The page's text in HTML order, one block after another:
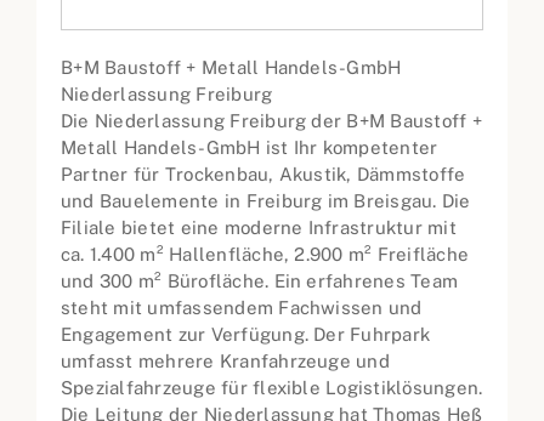
B+M Baustoff + Metall Handels-GmbH
Niederlassung Freiburg
Die Niederlassung Freiburg der B+M Baustoff +
Metall Handels-GmbH ist Ihr kompetenter
Partner für Trockenbau, Akustik, Dämmstoffe
und Bauelemente in Freiburg im Breisgau. Die
Filiale bietet eine moderne Infrastruktur mit
ca. 1.400 m² Hallenfläche, 2.900 m² Freifläche
und 300 m² Bürofläche. Ein erfahrenes Team
steht mit umfassendem Fachwissen und
Engagement zur Verfügung. Der Fuhrpark
umfasst mehrere Kranfahrzeuge und
Spezialfahrzeuge für flexible Logistiklösungen.
Die Leitung der Niederlassung hat Thomas Heß